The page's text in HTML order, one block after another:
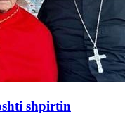
shpirtin